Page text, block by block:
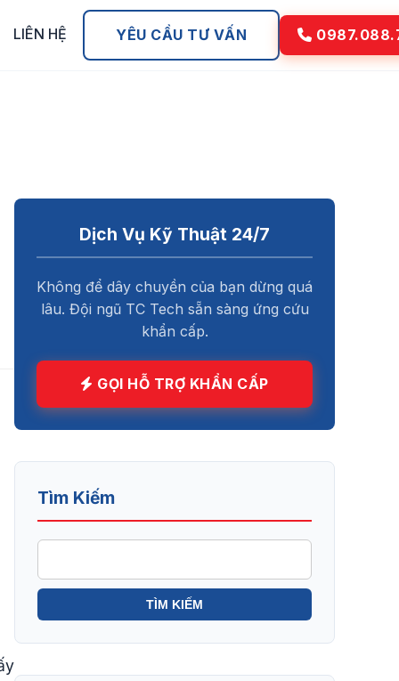
LIÊN HỆ YÊU CẦU TƯ VẤN
Dịch Vụ Kỹ Thuật 24/7
Không để dây chuyền của bạn dừng quá
lâu. Đội ngũ TC Tech sẵn sàng ứng cứu
khẩn cấp.
GỌI HỖ TRỢ KHẨN CẤP
Tìm Kiếm